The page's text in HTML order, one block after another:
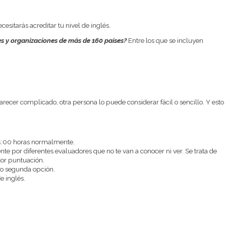
acreditar tu nivel de inglés.
y organizaciones de más de 160 países?Entre los que se incluyen
complicado, otra persona lo puede considerar fácil o sencillo. Y esto
horas normalmente.
por diferentes evaluadores que no te van a conocer ni ver. Se trata de
puntuación.
segunda opción.
inglés.